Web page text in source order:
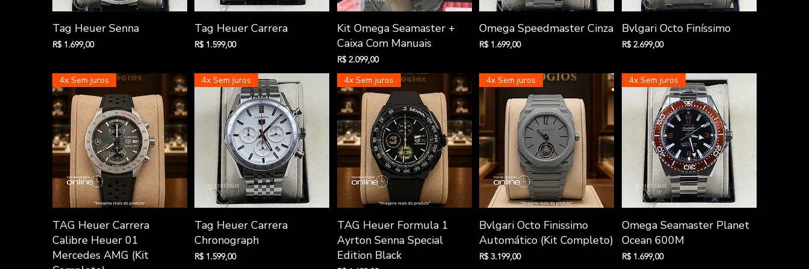
Aqui você encontra vários
modelos e marcas famosas
deReplicas de Relógios Tag
Heuer
Visualização rápida
Tag Heuer Senna
Preço
R$ 1.699,00
Visualização rápida
Tag Heuer Carrera
Preço
R$ 1.599,00
Visualização rápida
Kit Omega Seamaster +
Caixa Com Manuais
Preço
R$ 2.099,00
Visualização rápida
Omega Speedmaster Cinza
Preço
R$ 1.699,00
Visualização rápida
Bvlgari Octo Finíssimo
Preço
R$ 2.699,00
Visualização rápida
4x Sem juros
TAG Heuer Carrera
Calibre Heuer 01
Mercedes AMG (Kit
Visualização rápida
4x Sem juros
Tag Heuer Carrera
Chronograph
Preço
R$ 1.599,00
Visualização rápida
4x Sem juros
TAG Heuer Formula 1
Ayrton Senna Special
Edition Black
Visualização rápida
4x Sem juros
Bvlgari Octo Finissimo
Automático (Kit Completo)
Preço
R$ 3.199,00
Visualização rápida
4x Sem juros
Omega Seamaster Planet
Ocean 600M
Preço
R$ 1.699,00